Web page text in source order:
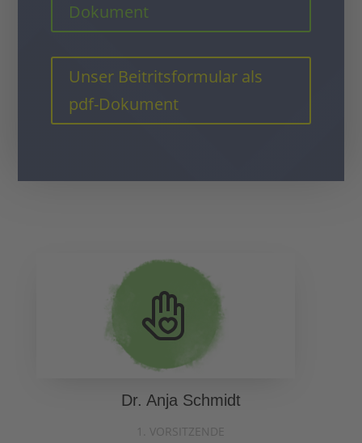
Dokument
Unser Beitritsformular als
pdf-Dokument
Dr. Anja Schmidt
1. VORSITZENDE